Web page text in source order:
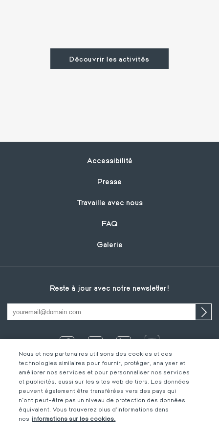
Découvrir les activités
Footer
Accessibilité
Presse
Travaille avec nous
FAQ
Galerie
Reste à jour avec notre newsletter!
Footer
Mentions légales
IT
Nous et nos partenaires utilisons des cookies et des
technologies similaires pour fournir, protéger, analyser et
améliorer nos services et pour personnaliser nos services
et publicités, aussi sur les sites web de tiers. Les données
peuvent également être transférées vers des pays qui
n'ont peut-être pas un niveau de protection des données
équivalent. Vous trouverez plus d'informations dans
nos informations sur les cookies.